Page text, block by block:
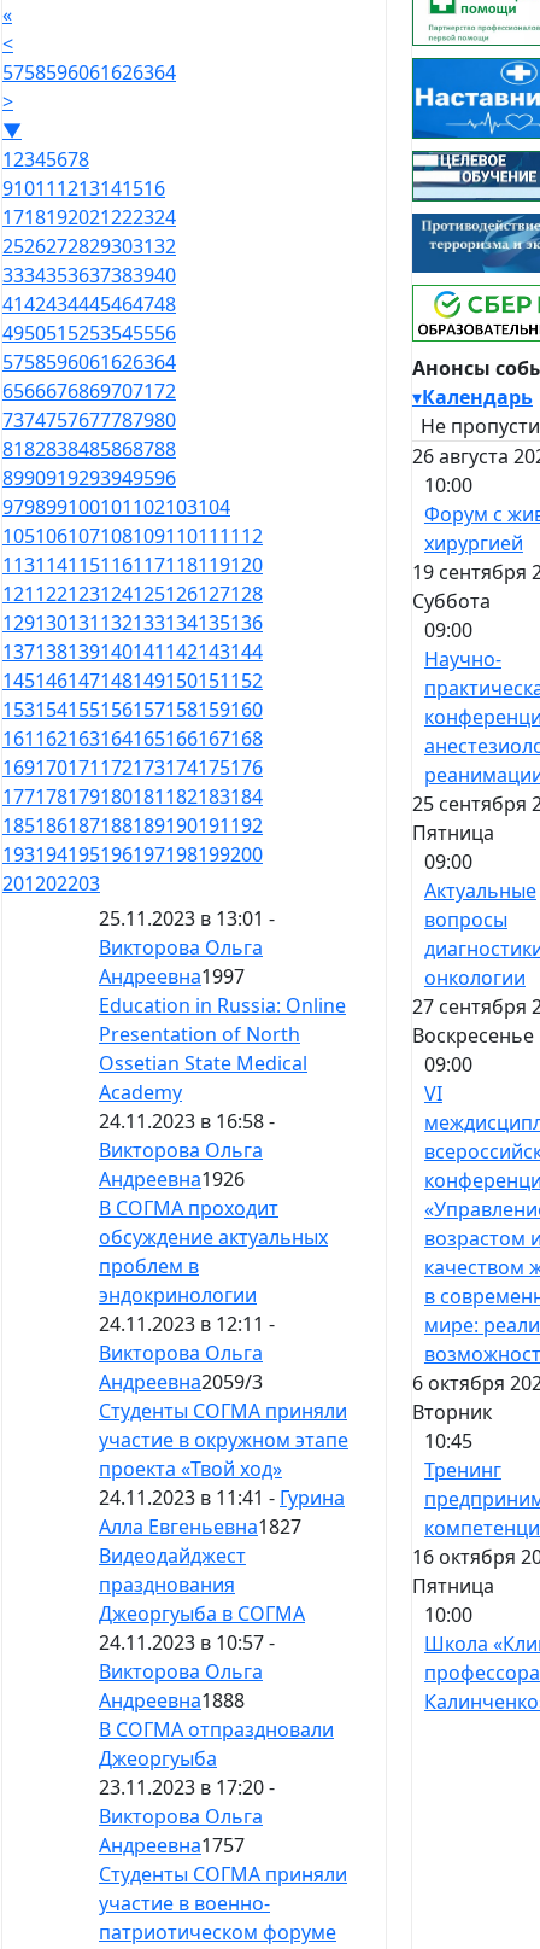
«
<
5758596061626364
>
▼
12345678
910111213141516
1718192021222324
2526272829303132
3334353637383940
4142434445464748
4950515253545556
5758596061626364
6566676869707172
7374757677787980
8182838485868788
8990919293949596
979899100101102103104
105106107108109110111112
113114115116117118119120
121122123124125126127128
129130131132133134135136
137138139140141142143144
145146147148149150151152
153154155156157158159160
161162163164165166167168
169170171172173174175176
177178179180181182183184
185186187188189190191192
193194195196197198199200
201202203
25.11.2023 в 13:01 -
Викторова Ольга
Андреевна1997
Education in Russia: Online
Presentation of North
Ossetian State Medical
Academy
24.11.2023 в 16:58 -
Викторова Ольга
Андреевна1926
В СОГМА проходит
обсуждение актуальных
проблем в
эндокринологии
24.11.2023 в 12:11 -
Викторова Ольга
Андреевна2059/3
Студенты СОГМА приняли
участие в окружном этапе
проекта «Твой ход»
24.11.2023 в 11:41 - Гурина
Алла Евгеньевна1827
Видеодайджест
празднования
Джеоргуыба в СОГМА
24.11.2023 в 10:57 -
Викторова Ольга
Андреевна1888
В СОГМА отпраздновали
Джеоргуыба
23.11.2023 в 17:20 -
Викторова Ольга
Андреевна1757
Студенты СОГМА приняли
участие в военно-
патриотическом форуме
Анонсы
▾Календарь
Не
26 августа
10:00
Форум с
хирургией
19 сентября
Суббота
09:00
Научно-
25 сентября
Пятница
09:00
Актуальные
вопросы
онкологии
27 сентября
Воскресенье
09:00
VI
возрастом
качеством
в
мире:
6 октября
Вторник
10:45
Тренинг
16 октября
Пятница
10:00
Школа
профессора